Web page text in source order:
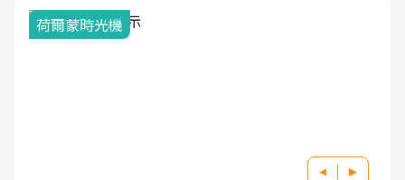
2025健檢服務大調查